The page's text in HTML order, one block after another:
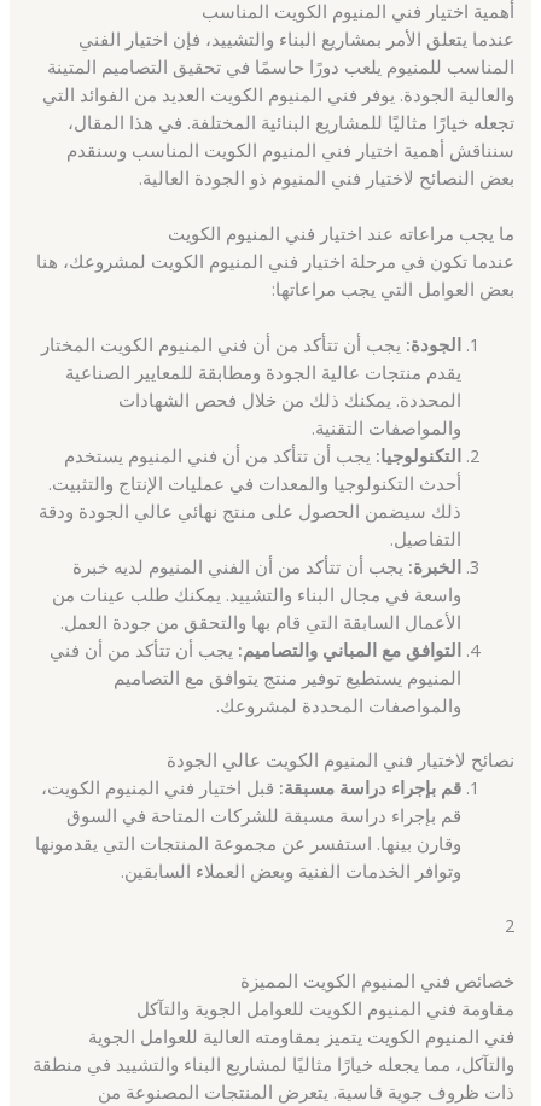
أهمية اختيار فني المنيوم الكويت المناسب
عندما يتعلق الأمر بمشاريع البناء والتشييد، فإن اختيار الفني
المناسب للمنيوم يلعب دورًا حاسمًا في تحقيق التصاميم المتينة
والعالية الجودة. يوفر فني المنيوم الكويت العديد من الفوائد التي
تجعله خيارًا مثاليًا للمشاريع البنائية المختلفة. في هذا المقال،
سنناقش أهمية اختيار فني المنيوم الكويت المناسب وسنقدم
بعض النصائح لاختيار فني المنيوم ذو الجودة العالية.
ما يجب مراعاته عند اختيار فني المنيوم الكويت
عندما تكون في مرحلة اختيار فني المنيوم الكويت لمشروعك، هنا
بعض العوامل التي يجب مراعاتها:
الجودة: يجب أن تتأكد من أن فني المنيوم الكويت المختار
يقدم منتجات عالية الجودة ومطابقة للمعايير الصناعية
المحددة. يمكنك ذلك من خلال فحص الشهادات
والمواصفات التقنية.
التكنولوجيا: يجب أن تتأكد من أن فني المنيوم يستخدم
أحدث التكنولوجيا والمعدات في عمليات الإنتاج والتثبيت.
ذلك سيضمن الحصول على منتج نهائي عالي الجودة ودقة
التفاصيل.
الخبرة: يجب أن تتأكد من أن الفني المنيوم لديه خبرة
واسعة في مجال البناء والتشييد. يمكنك طلب عينات من
الأعمال السابقة التي قام بها والتحقق من جودة العمل.
التوافق مع المباني والتصاميم: يجب أن تتأكد من أن فني
المنيوم يستطيع توفير منتج يتوافق مع التصاميم
والمواصفات المحددة لمشروعك.
نصائح لاختيار فني المنيوم الكويت عالي الجودة
قم بإجراء دراسة مسبقة: قبل اختيار فني المنيوم الكويت،
قم بإجراء دراسة مسبقة للشركات المتاحة في السوق
وقارن بينها. استفسر عن مجموعة المنتجات التي يقدمونها
وتوافر الخدمات الفنية وبعض العملاء السابقين.
2
خصائص فني المنيوم الكويت المميزة
مقاومة فني المنيوم الكويت للعوامل الجوية والتآكل
فني المنيوم الكويت يتميز بمقاومته العالية للعوامل الجوية
والتآكل، مما يجعله خيارًا مثاليًا لمشاريع البناء والتشييد في منطقة
ذات ظروف جوية قاسية. يتعرض المنتجات المصنوعة من